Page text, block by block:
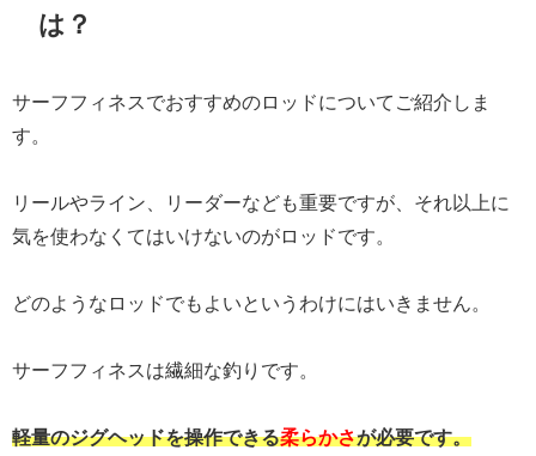
は？
サーフフィネスでおすすめのロッドについてご紹介しま
す。
リールやライン、リーダーなども重要ですが、それ以上に
気を使わなくてはいけないのがロッドです。
どのようなロッドでもよいというわけにはいきません。
サーフフィネスは繊細な釣りです。
軽量のジグヘッドを操作できる柔らかさが必要です。